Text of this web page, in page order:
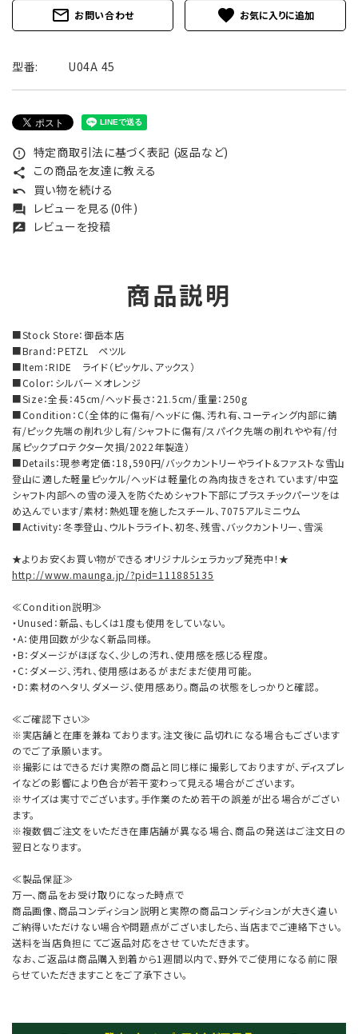
mail_outline お問い合わせ favorite
型番: U04A 45
error_outline 特定商取引法に基づく表記 (返品など)
share この商品を友達に教える
undo 買い物を続ける
forum レビューを見る(0件)
rate_review レビューを投稿
商品説明
■Stock Store：御岳本店
■Brand：PETZL ペツル
■Item：RIDE ライド（ピッケル、アックス）
■Color：シルバー×オレンジ
■Size：全長：45cm/ヘッド長さ：21.5cm/重量：250g
■Condition：C（全体的に傷有/ヘッドに傷、汚れ有、コーティング内部に錆
有/ピック先端の削れ少し有/シャフトに傷有/スパイク先端の削れやや有/付
属ピックプロテクター欠損/2022年製造）
■Details：現参考定価：18,590円/バックカントリーやライト＆ファストな雪山
登山に適した軽量ピッケル/ヘッドは軽量化の為肉抜きをされています/中空
シャフト内部への雪の浸入を防ぐためシャフト下部にプラスチックパーツをは
め込んでいます/素材：熱処理を施したスチール、7075アルミニウム
■Activity：冬季登山、ウルトラライト、初冬、残雪、バックカントリー、雪渓
★よりお安くお買い物ができるオリジナルシェラカップ発売中！★
http://www.maunga.jp/?pid=111885135
≪Condition説明≫
・Unused：新品、もしくは1度も使用をしていない。
・A：使用回数が少なく新品同様。
・B：ダメージがほぼなく、少しの汚れ、使用感を感じる程度。
・C：ダメージ、汚れ、使用感はあるがまだまだ使用可能。
・D：素材のヘタリ、ダメージ、使用感あり。商品の状態をしっかりと確認。
≪ご確認下さい≫
※実店舗と在庫を兼ねております。注文後に品切れになる場合もございます
のでご了承願います。
※撮影にはできるだけ実際の商品と同じ様に撮影しておりますが、ディスプレ
イなどの影響により色合が若干変わって見える場合がございます。
※サイズは実寸でございます。手作業のため若干の誤差が出る場合がござい
ます。
※複数個ご注文をいただき在庫店舗が異なる場合、商品の発送はご注文日の
翌日となります。
≪製品保証≫
万一、商品をお受け取りになった時点で
商品画像、商品コンディション説明と実際の商品コンディションが大きく違い
ご納得いただけない場合や問題点がございましたら、当店までご連絡下さい。
送料を当店負担にてご返品対応をさせていただきます。
なお、ご返品は商品購入到着から1週間以内で、野外でご使用になる前に限
らせていただきますことをご了承下さい。